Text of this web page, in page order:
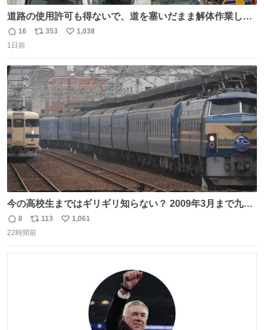
道路の使用許可も得ないで、道を塞いだまま解体作業して
る。 写真を撮ろうとしたら「勝手に写真撮るな馬鹿野郎」
と罵倒されるなど。
返
信
16
リ
ト
数
353
い
数
1,038
1日前
今の高校生まではギリギリ知らない？ 2009年3月まで九州
に寝台特急が走っていたことを
返
信
8
リ
ポ
113
い
1,061
22時間前